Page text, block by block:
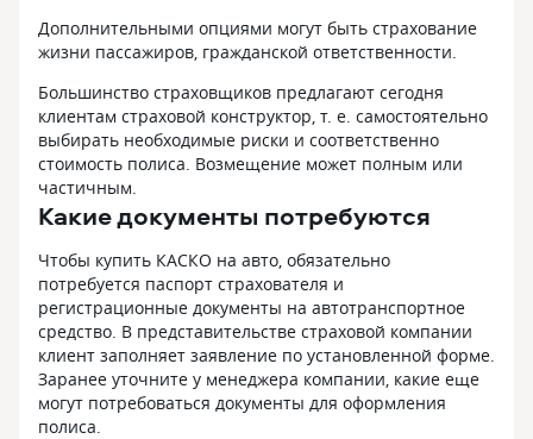
Дополнительными опциями могут быть страхование
жизни пассажиров, гражданской ответственности.
Большинство страховщиков предлагают сегодня
клиентам страховой конструктор, т. е. самостоятельно
выбирать необходимые риски и соответственно
стоимость полиса. Возмещение может полным или
частичным.
Какие документы потребуются
Чтобы купить КАСКО на авто, обязательно
потребуется паспорт страхователя и
регистрационные документы на автотранспортное
средство. В представительстве страховой компании
клиент заполняет заявление по установленной форме.
Заранее уточните у менеджера компании, какие еще
могут потребоваться документы для оформления
полиса.